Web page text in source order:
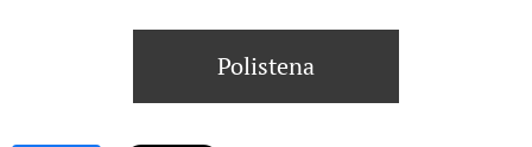
Polistena